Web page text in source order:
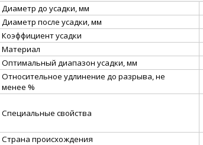
Диаметр до усадки, мм
Диаметр после усадки, мм
Коэффициент усадки
Материал
Оптимальный диапазон усадки, мм
Относительное удлинение до разрыва, не
менее %
Специальные свойства
Страна происхождения